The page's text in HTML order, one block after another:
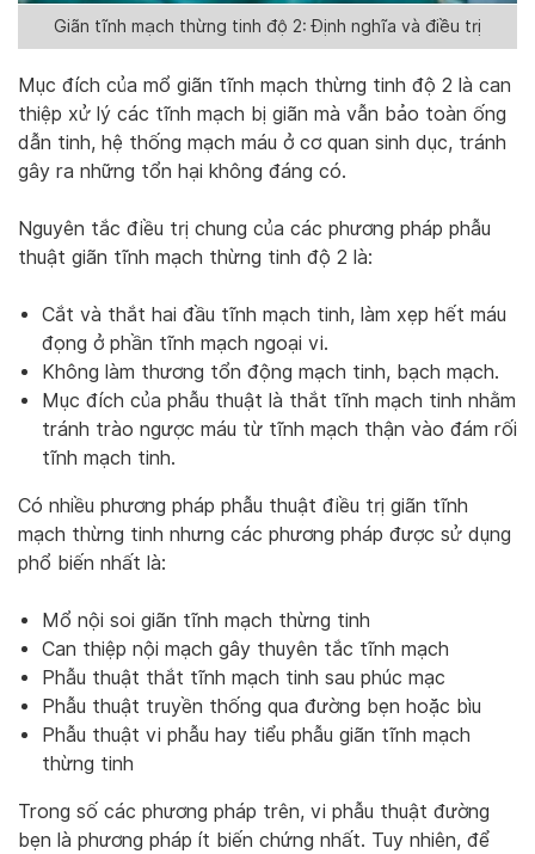
Giãn tĩnh mạch thừng tinh độ 2: Định nghĩa và điều trị
Mục đích của mổ giãn tĩnh mạch thừng tinh độ 2 là can
thiệp xử lý các tĩnh mạch bị giãn mà vẫn bảo toàn ống
dẫn tinh, hệ thống mạch máu ở cơ quan sinh dục, tránh
gây ra những tổn hại không đáng có.
Nguyên tắc điều trị chung của các phương pháp phẫu
thuật giãn tĩnh mạch thừng tinh độ 2 là:
Cắt và thắt hai đầu tĩnh mạch tinh, làm xẹp hết máu
đọng ở phần tĩnh mạch ngoại vi.
Không làm thương tổn động mạch tinh, bạch mạch.
Mục đích của phẫu thuật là thắt tĩnh mạch tinh nhằm
tránh trào ngược máu từ tĩnh mạch thận vào đám rối
tĩnh mạch tinh.
Có nhiều phương pháp phẫu thuật điều trị giãn tĩnh
mạch thừng tinh nhưng các phương pháp được sử dụng
phổ biến nhất là:
Mổ nội soi giãn tĩnh mạch thừng tinh
Can thiệp nội mạch gây thuyên tắc tĩnh mạch
Phẫu thuật thắt tĩnh mạch tinh sau phúc mạc
Phẫu thuật truyền thống qua đường bẹn hoặc bìu
Phẫu thuật vi phẫu hay tiểu phẫu giãn tĩnh mạch
thừng tinh
Trong số các phương pháp trên, vi phẫu thuật đường
bẹn là phương pháp ít biến chứng nhất. Tuy nhiên, để